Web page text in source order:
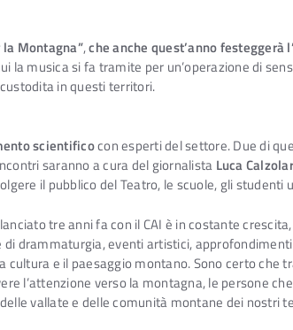
la Montagna”,che anche quest’anno
la musica si fa tramite per un’operazione di
in questi territori.
scientificocon esperti del settore. Due di
saranno a cura del giornalista Luca
il pubblico del Teatro, le scuole, gli
tre anni fa con il CAI è in costante
di drammaturgia, eventi artistici,
e il paesaggio montano. Sono certo che
l’attenzione verso la montagna, le persone
vallate e delle comunità montane dei nostri